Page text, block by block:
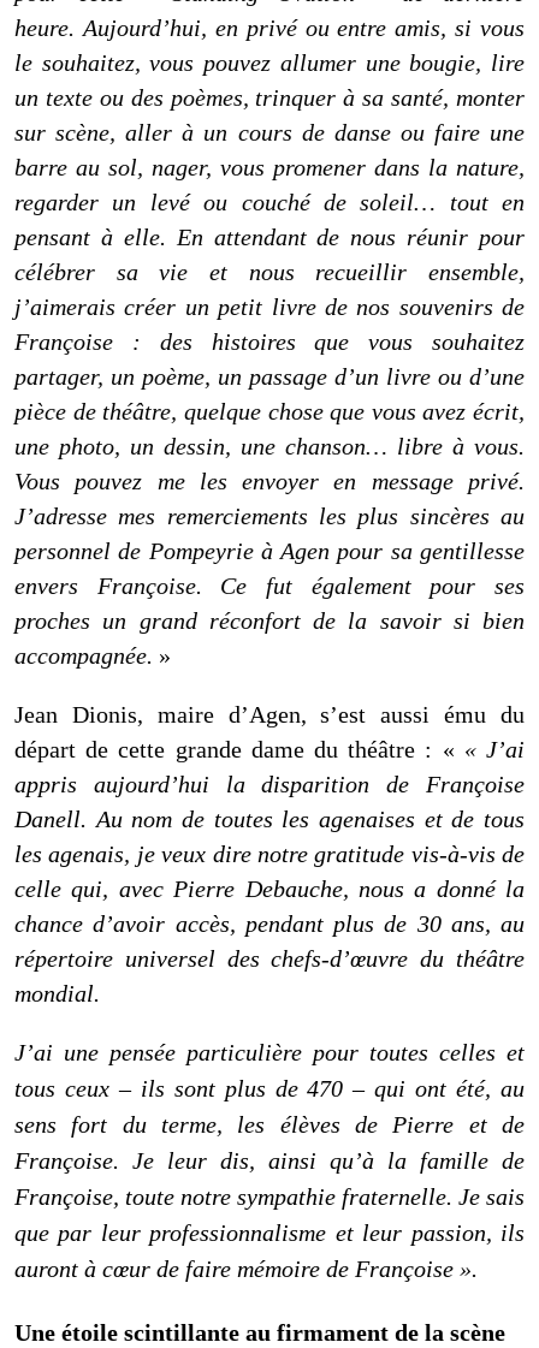
heure. Aujourd’hui, en privé ou entre amis, si vous
le souhaitez, vous pouvez allumer une bougie, lire
un texte ou des poèmes, trinquer à sa santé, monter
sur scène, aller à un cours de danse ou faire une
barre au sol, nager, vous promener dans la nature,
regarder un levé ou couché de soleil… tout en
pensant à elle. En attendant de nous réunir pour
célébrer sa vie et nous recueillir ensemble,
j’aimerais créer un petit livre de nos souvenirs de
Françoise : des histoires que vous souhaitez
partager, un poème, un passage d’un livre ou d’une
pièce de théâtre, quelque chose que vous avez écrit,
une photo, un dessin, une chanson… libre à vous.
Vous pouvez me les envoyer en message privé.
J’adresse mes remerciements les plus sincères au
personnel de Pompeyrie à Agen pour sa gentillesse
envers Françoise. Ce fut également pour ses
proches un grand réconfort de la savoir si bien
accompagnée. »
Jean Dionis, maire d’Agen, s’est aussi ému du
départ de cette grande dame du théâtre : « « J’ai
appris aujourd’hui la disparition de Françoise
Danell. Au nom de toutes les agenaises et de tous
les agenais, je veux dire notre gratitude vis-à-vis de
celle qui, avec Pierre Debauche, nous a donné la
chance d’avoir accès, pendant plus de 30 ans, au
répertoire universel des chefs-d’œuvre du théâtre
mondial.
J’ai une pensée particulière pour toutes celles et
tous ceux – ils sont plus de 470 – qui ont été, au
sens fort du terme, les élèves de Pierre et de
Françoise. Je leur dis, ainsi qu’à la famille de
Françoise, toute notre sympathie fraternelle. Je sais
que par leur professionnalisme et leur passion, ils
auront à cœur de faire mémoire de Françoise ».
Une étoile scintillante au firmament de la scène